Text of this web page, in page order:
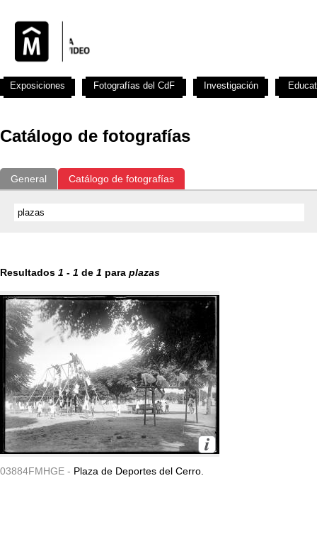
Catálogo de fotografías
General Catálogo de fotografías
Resultados 1 - 1 de 1 para plazas
03884FMHGE - Plaza de Deportes del Cerro.
Exposiciones Fotografías del CdF Investigación